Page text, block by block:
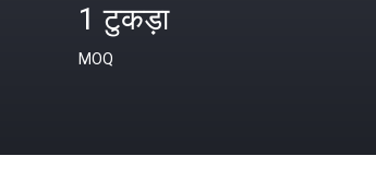
1 टुकड़ा
MOQ